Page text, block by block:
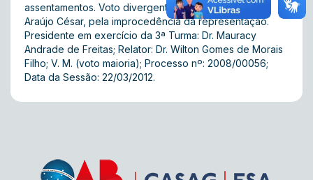
assentamentos. Voto divergente do Juiz Dr. Valdir de
Araújo César, pela improcedência da representação.
Presidente em exercício da 3ª Turma: Dr. Mauracy
Andrade de Freitas; Relator: Dr. Wilton Gomes de Morais
Filho; V. M. (voto maioria); Processo nº: 2008/00056;
Data da Sessão: 22/03/2012.